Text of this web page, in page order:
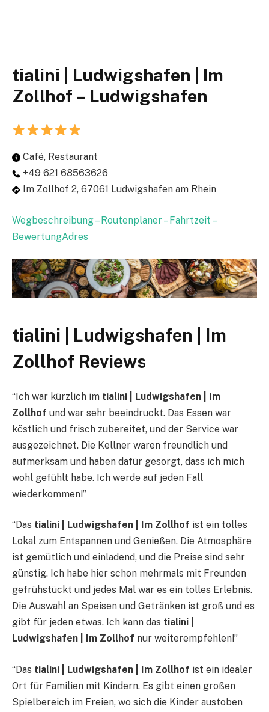
tialini | Ludwigshafen | Im
Zollhof – Ludwigshafen
Café, Restaurant
+49 621 68563626
Im Zollhof 2, 67061 Ludwigshafen am Rhein
Wegbeschreibung – Routenplaner – Fahrtzeit –
BewertungAdres
tialini | Ludwigshafen | Im
Zollhof Reviews
“Ich war kürzlich im tialini | Ludwigshafen | Im
Zollhof und war sehr beeindruckt. Das Essen war
köstlich und frisch zubereitet, und der Service war
ausgezeichnet. Die Kellner waren freundlich und
aufmerksam und haben dafür gesorgt, dass ich mich
wohl gefühlt habe. Ich werde auf jeden Fall
wiederkommen!”
“Das tialini | Ludwigshafen | Im Zollhof ist ein tolles
Lokal zum Entspannen und Genießen. Die Atmosphäre
ist gemütlich und einladend, und die Preise sind sehr
günstig. Ich habe hier schon mehrmals mit Freunden
gefrühstückt und jedes Mal war es ein tolles Erlebnis.
Die Auswahl an Speisen und Getränken ist groß und es
gibt für jeden etwas. Ich kann das tialini |
Ludwigshafen | Im Zollhof nur weiterempfehlen!”
“Das tialini | Ludwigshafen | Im Zollhof ist ein idealer
Ort für Familien mit Kindern. Es gibt einen großen
Spielbereich im Freien, wo sich die Kinder austoben